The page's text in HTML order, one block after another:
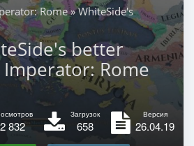
Rome» WhiteSide's
better
Imperator: Rome
2 832
Загрузок
658
Версия
26.04.19